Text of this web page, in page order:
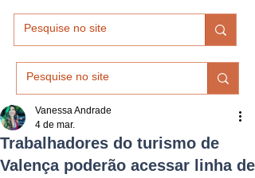
Trabalhadores do turismo de
Valença poderão acessar linha de
Vanessa Andrade
4 de mar.